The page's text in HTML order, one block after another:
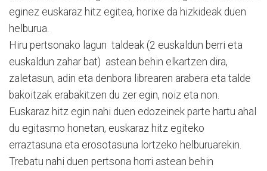
eginez euskaraz hitz egitea, horixe da hizkideak duen
helburua.
Hiru pertsonako lagun taldeak (2 euskaldun berri eta
euskaldun zahar bat) astean behin elkartzen dira,
zaletasun, adin eta denbora librearen arabera eta talde
bakoitzak erabakitzen du zer egin, noiz eta non.
Euskaraz hitz egin nahi duen edozeinek parte hartu ahal
du egitasmo honetan, euskaraz hitz egiteko
erraztasuna eta erosotasuna lortzeko helburuarekin.
Trebatu nahi duen pertsona horri astean behin